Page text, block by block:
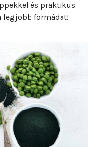
és praktikus
legjobb formádat!